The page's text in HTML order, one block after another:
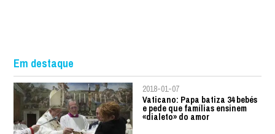
Em destaque
2018-01-07
Vaticano: Papa batiza 34 bebés
e pede que famílias ensinem
«dialeto» do amor